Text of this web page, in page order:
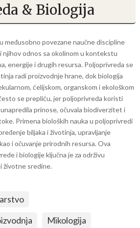
& Biologija
međusobno povezane naučne discipline
njihov odnos sa okolinom u kontekstu
energije i drugih resursa. Poljoprivreda se
radi proizvodnje hrane, dok biologija
ćelijskom, organskom i ekološkom
se prepliću, jer poljoprivreda koristi
prinose, očuvala biodiverzitet i
Primena bioloških nauka u poljoprivredi
biljaka i životinja, upravljanje
i očuvanje prirodnih resursa. Ova
i biologije ključna je za održivu
životne sredine.
Mikologija